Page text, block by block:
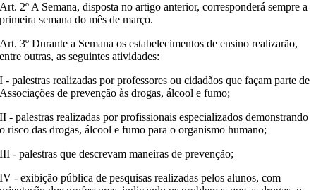
Art. 2º A Semana, disposta no artigo anterior, corresponderá sempre a
primeira semana do mês de março.
Art. 3º Durante a Semana os estabelecimentos de ensino realizarão,
entre outras, as seguintes atividades:
I - palestras realizadas por professores ou cidadãos que façam parte de
Associações de prevenção às drogas, álcool e fumo;
II - palestras realizadas por profissionais especializados demonstrando
o risco das drogas, álcool e fumo para o organismo humano;
III - palestras que descrevam maneiras de prevenção;
IV - exibição pública de pesquisas realizadas pelos alunos, com